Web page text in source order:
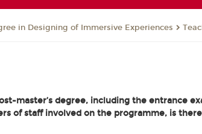
in Designing of Immersive Experiences
master’s degree, including the entrance
of staff involved on the programme, is